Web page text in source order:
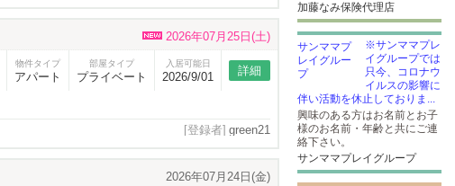
2026年07月25日(土)
物件タイプ
アパート
部屋タイプ
プライベート
入居可能日
2026/9/01 詳細
[登録者] green21
2026年07月24日(金)
加藤なみ保険代理店
※サンママプレ
イグループでは
只今、コロナウ
イルスの影響に
伴い活動を休止しておりま...
興味のある方はお名前とお子
様のお名前・年齢と共にご連
絡下さい。
サンママプレイグループ